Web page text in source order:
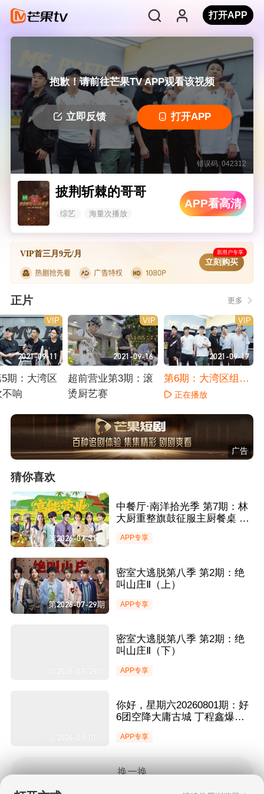
打开APP
抱歉！请前往芒果TV APP观看该视频
立即反馈 打开APP
错误码: 042312
披荆斩棘的哥哥
综艺 海量次播放
APP看高清
VIP首三月9元/月 新用户专享
立刻购买
正片 更多
2021-09-11
VIP
期：大湾区
响
2021-09-16
VIP
超前营业第3期：滚
烫厨艺赛
2021-09-17
VIP
第6期：大湾区组面
临重组？
正在播放
广告
猜你喜欢
第2026-07-31期
中餐厅·南洋拾光季 第7期：林
大厨重整旗鼓征服主厨餐桌 王
APP专享
第2026-07-29期
密室大逃脱第八季 第2期：绝
叫山庄Ⅱ（上）
APP专享
第2026-07-29期
密室大逃脱第八季 第2期：绝
叫山庄Ⅱ（下）
APP专享
第2026-08-01期
你好，星期六20260801期：好
6团空降大庸古城 丁程鑫爆笑
APP专享
换一换